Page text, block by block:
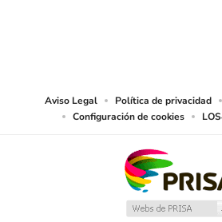
Aviso Legal Política de privacidad
Configuración de cookies